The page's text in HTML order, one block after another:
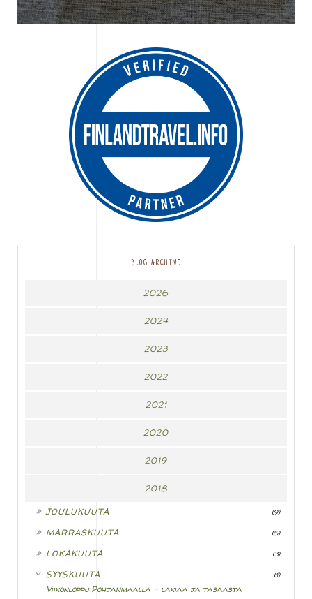
BLOG ARCHIVE
2026
2024
2023
2022
2021
2020
2019
2018
JOULUKUUTA (9)
MARRASKUUTA (5)
LOKAKUUTA (3)
SYYSKUUTA (1)
Viikonloppu Pohjanmaalla - lakiaa ja tasaasta